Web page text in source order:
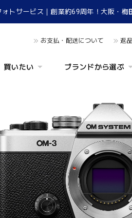
ォトサービス｜創業約69周年！大阪・
お支払・配送について 返
買いたい ブランドから選ぶ